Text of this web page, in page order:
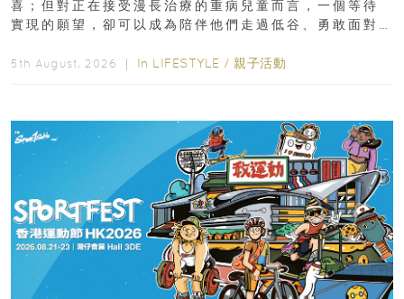
喜；但對正在接受漫長治療的重病兒童而言，一個等待
實現的願望，卻可以成為陪伴他們走過低谷、勇敢面對
5th August, 2026 ｜ In LIFESTYLE / 親子活動